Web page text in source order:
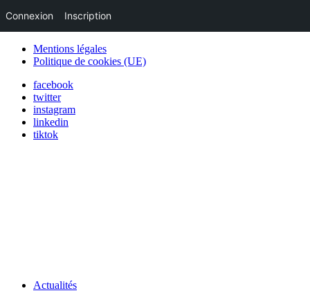
Mentions légales
Politique de cookies (UE)
facebook
twitter
instagram
linkedin
tiktok
Actualités
Connexion Inscription